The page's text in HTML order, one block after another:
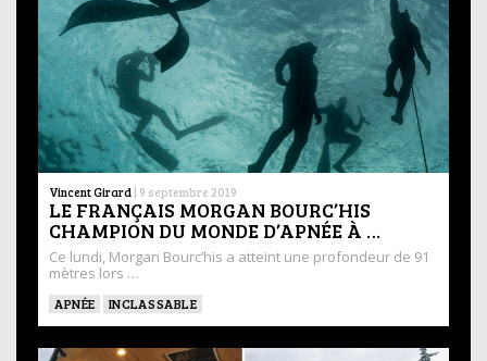
Vincent Girard | 9 septembre 2019
LE FRANÇAIS MORGAN BOURC’HIS
CHAMPION DU MONDE D’APNÉE À …
Ce lundi, Morgan Bourc’his a atteint une profondeur de 91
mètres lors …
APNÉE INCLASSABLE